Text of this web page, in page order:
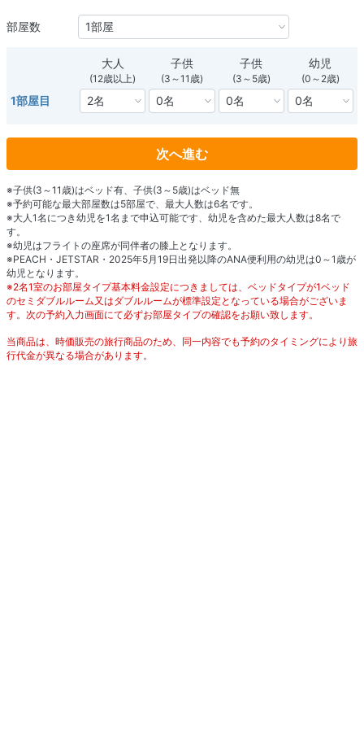
部屋数
大人
(12歳以上)
子供
(3～11歳)
子供
(3～5歳)
幼児
(0～2歳)
1部屋目
次へ進む
※子供(3～11歳)はベッド有、子供(3～5歳)はベッド無
※予約可能な最大部屋数は5部屋で、最大人数は6名です。
※大人1名につき幼児を1名まで申込可能です、幼児を含めた最大人数は8名で
す。
※幼児はフライトの座席が同伴者の膝上となります。
※PEACH・JETSTAR・2025年5月19日出発以降のANA便利用の幼児は0～1歳が
幼児となります。
※2名1室のお部屋タイプ基本料金設定につきましては、ベッドタイプが1ベッド
のセミダブルルーム又はダブルルームが標準設定となっている場合がございま
す。次の予約入力画面にて必ずお部屋タイプの確認をお願い致します。
当商品は、時価販売の旅行商品のため、同一内容でも予約のタイミングにより旅
行代金が異なる場合があります。